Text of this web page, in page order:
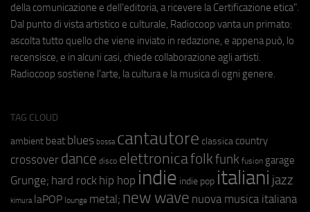
della comunicazione e dell'editoria, a ricevere la Certificazione etica".
Dal punto di vista artistico e culturale, Radiocoop vanta un primato:
ascolta tutto quello che viene inviato in redazione, e appena può, lo
recensisce, e in alcuni casi, chiede collaborazione agli artisti.
Radiocoop sostiene l'arte, la cultura e la musica di ogni genere.
TAG CLOUD
ambient beat blues bossa cantautore classica country
crossover dance disco elettronicafolkfunk fusion garage
Grunge; hard rock hip hop indie indie pop italiani jazz
kimura laPOP lounge metal; new wave nuova musica italiana